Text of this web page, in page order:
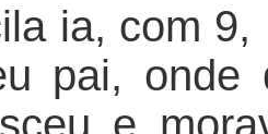
ia, com 9,
pai,
e